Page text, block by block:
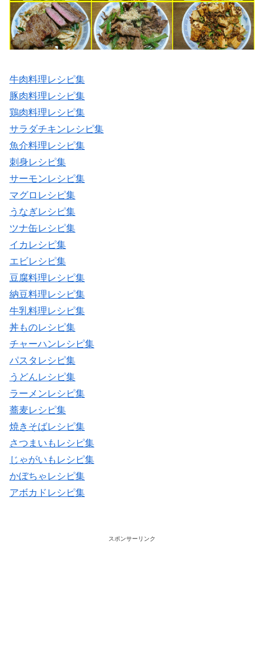
牛肉料理レシピ集
豚肉料理レシピ集
鶏肉料理レシピ集
サラダチキンレシピ集
魚介料理レシピ集
刺身レシピ集
サーモンレシピ集
マグロレシピ集
うなぎレシピ集
ツナ缶レシピ集
イカレシピ集
エビレシピ集
豆腐料理レシピ集
納豆料理レシピ集
牛乳料理レシピ集
丼ものレシピ集
チャーハンレシピ集
パスタレシピ集
うどんレシピ集
ラーメンレシピ集
蕎麦レシピ集
焼きそばレシピ集
さつまいもレシピ集
じゃがいもレシピ集
かぼちゃレシピ集
アボカドレシピ集
スポンサーリンク